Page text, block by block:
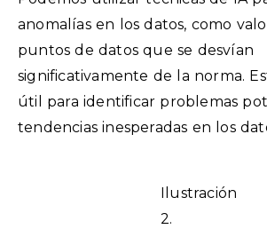
anomalías en los datos, como
puntos de datos que se desvían
significativamente de la norma.
útil para identificar problemas
tendencias inesperadas en los
Ilustración
2.